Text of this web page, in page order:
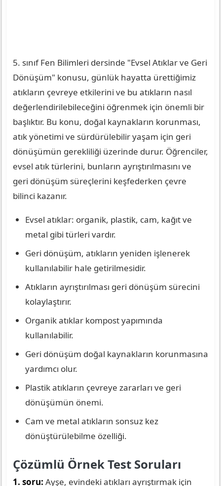
5. sınıf Fen Bilimleri dersinde "Evsel Atıklar ve Geri
Dönüşüm" konusu, günlük hayatta ürettiğimiz
atıkların çevreye etkilerini ve bu atıkların nasıl
değerlendirilebileceğini öğrenmek için önemli bir
başlıktır. Bu konu, doğal kaynakların korunması,
atık yönetimi ve sürdürülebilir yaşam için geri
dönüşümün gerekliliği üzerinde durur. Öğrenciler,
evsel atık türlerini, bunların ayrıştırılmasını ve
geri dönüşüm süreçlerini keşfederken çevre
bilinci kazanır.
Evsel atıklar: organik, plastik, cam, kağıt ve
metal gibi türleri vardır.
Geri dönüşüm, atıkların yeniden işlenerek
kullanılabilir hale getirilmesidir.
Atıkların ayrıştırılması geri dönüşüm sürecini
kolaylaştırır.
Organik atıklar kompost yapımında
kullanılabilir.
Geri dönüşüm doğal kaynakların korunmasına
yardımcı olur.
Plastik atıkların çevreye zararları ve geri
dönüşümün önemi.
Cam ve metal atıkların sonsuz kez
dönüştürülebilme özelliği.
Çözümlü Örnek Test Soruları
1. soru: Ayşe, evindeki atıkları ayrıştırmak için